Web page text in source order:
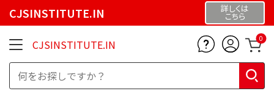
CJSINSTITUTE.IN 詳しくは
こちら
CJSINSTITUTE.IN 0